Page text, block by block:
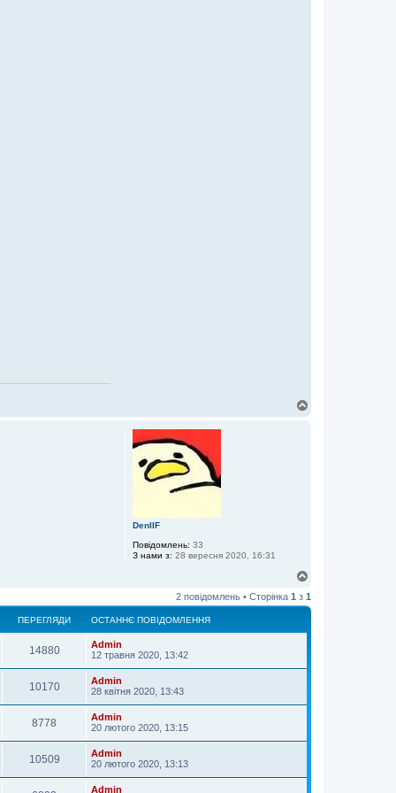
DenIIF
Повідомлень: 33
З нами з: 28 вересня 2020, 16:31
г
о
2 повідомлень • Сторінка 1 з 1
ПЕРЕГЛЯДИ ОСТАННЄ ПОВІДОМЛЕННЯ
14880
Admin
12 травня 2020, 13:42
10170
Admin
28 квітня 2020, 13:43
8778
Admin
20 лютого 2020, 13:15
10509
Admin
20 лютого 2020, 13:13
Admin